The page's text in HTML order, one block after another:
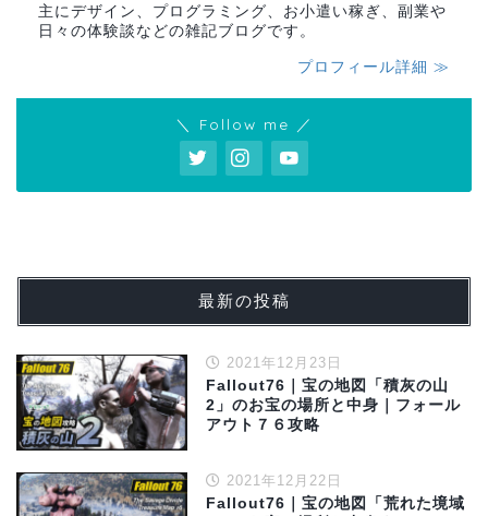
主にデザイン、プログラミング、お小遣い稼ぎ、副業や
日々の体験談などの雑記ブログです。
プロフィール詳細 ≫
＼ Follow me ／
最新の投稿
2021年12月23日
Fallout76｜宝の地図「積灰の山
2」のお宝の場所と中身｜フォール
アウト７６攻略
2021年12月22日
Fallout76｜宝の地図「荒れた境域